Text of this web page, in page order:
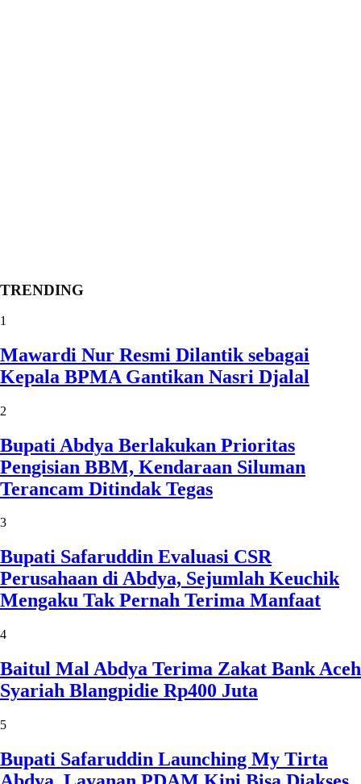
TRENDING
1
Mawardi Nur Resmi Dilantik sebagai
Kepala BPMA Gantikan Nasri Djalal
2
Bupati Abdya Berlakukan Prioritas
Pengisian BBM, Kendaraan Siluman
Terancam Ditindak Tegas
3
Bupati Safaruddin Evaluasi CSR
Perusahaan di Abdya, Sejumlah Keuchik
Mengaku Tak Pernah Terima Manfaat
4
Baitul Mal Abdya Terima Zakat Bank Aceh
Syariah Blangpidie Rp400 Juta
5
Bupati Safaruddin Launching My Tirta